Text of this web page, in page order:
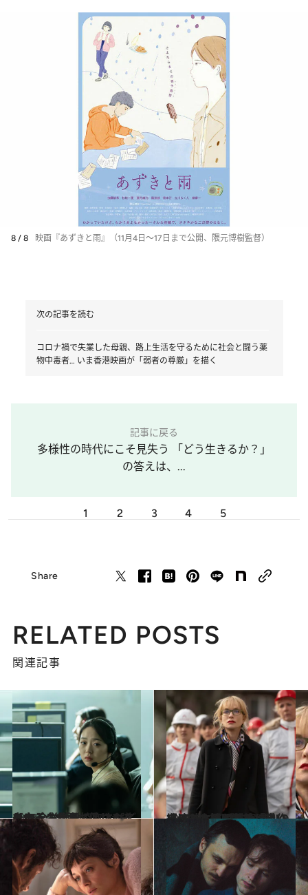
8 / 8 映画『あずきと雨』（11月4日～17日まで公開、隈元博樹監督）
次の記事を読む
コロナ禍で失業した母親、路上生活を守るために社会と闘う薬
物中毒者… いま香港映画が「弱者の尊厳」を描く
記事に戻る
多様性の時代にこそ見失う 「どう生きるか？」
の答えは、...
1 2 3 4 5
Share
RELATED POSTS
関連記事
2023.9.10
【#1】労働を搾取されてしまう少女と、信じる道を歩み、仕事に辿りつく少女 今、「働く」とはどういうことか
カルチャー 2023.10.24
【#2】レイプ被害者へのゾッとする眼差し「自作自演」と疑われても闘い続けた女性が最後に手にする“救い”とは
カルチャー